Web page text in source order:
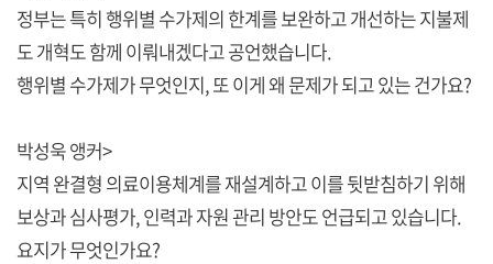
정부는 특히 행위별 수가제의 한계를 보완하고 개선하는 지불제
도 개혁도 함께 이뤄내겠다고 공언했습니다.
행위별 수가제가 무엇인지, 또 이게 왜 문제가 되고 있는 건가요?
박성욱 앵커>
지역 완결형 의료이용체계를 재설계하고 이를 뒷받침하기 위해
보상과 심사평가, 인력과 자원 관리 방안도 언급되고 있습니다.
요지가 무엇인가요?